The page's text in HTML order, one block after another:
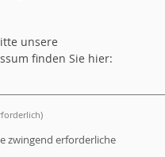
RSS
unsere
finden Sie hier:
zwingend erforderliche